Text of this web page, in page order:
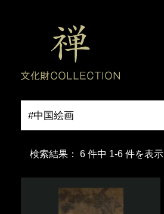
検索結果： 6 件中 1-6 件を表示